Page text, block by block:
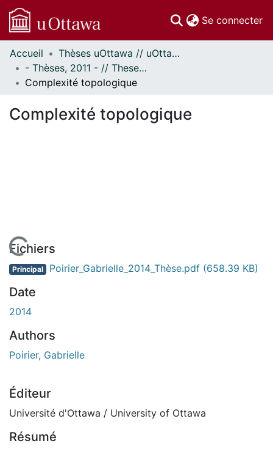
Se connecter
Communautés
et collections
Parcourir
À propos
Accueil
Thèses uOttawa // uOttawa Theses
- Thèses, 2011 - // Theses, 2011 -
Complexité topologique
Complexité topologique
En cours de chargement...
Fichiers
Principal Poirier_Gabrielle_2014_Thèse.pdf (658.39 KB)
Date
2014
Authors
Poirier, Gabrielle
Éditeur
Université d'Ottawa / University of Ottawa
Résumé